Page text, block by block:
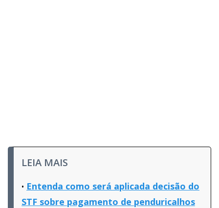
LEIA MAIS
Entenda como será aplicada decisão do
STF sobre pagamento de penduricalhos